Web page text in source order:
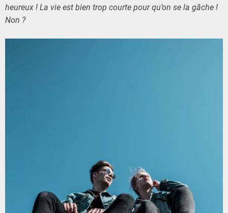
heureux ! La vie est bien trop courte pour qu’on se la gâche !
Non ?